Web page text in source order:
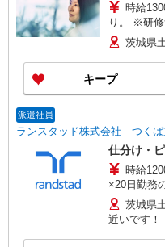
時給
り。 ※研修
茨城県
キープ
派遣社員
ランスタッド株式会社 つくば
仕分け・
時給
×20日勤務
支給／当
茨城県
近いです！